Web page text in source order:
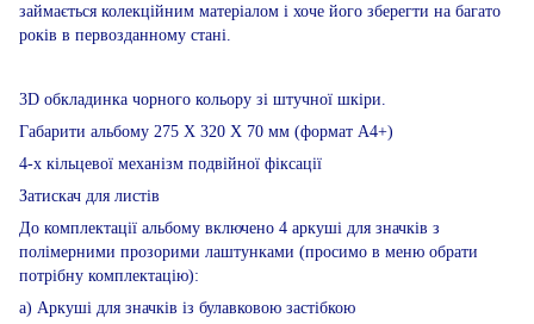
займається колекційним матеріалом і хоче його зберегти на багато
років в первозданному стані.
3D обкладинка чорного кольору зі штучної шкіри.
Габарити альбому 275 Х 320 Х 70 мм (формат А4+)
4-х кільцевої механізм подвійної фіксації
Затискач для листів
До комплектації альбому включено 4 аркуші для значків з
полімерними прозорими лаштунками (просимо в меню обрати
потрібну комплектацію):
а) Аркуші для значків із булавковою застібкою